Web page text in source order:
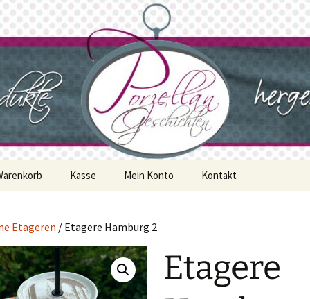
Kasse Mein Konto Kontakt
Etageren / Etagere Hamburg 2
Etagere